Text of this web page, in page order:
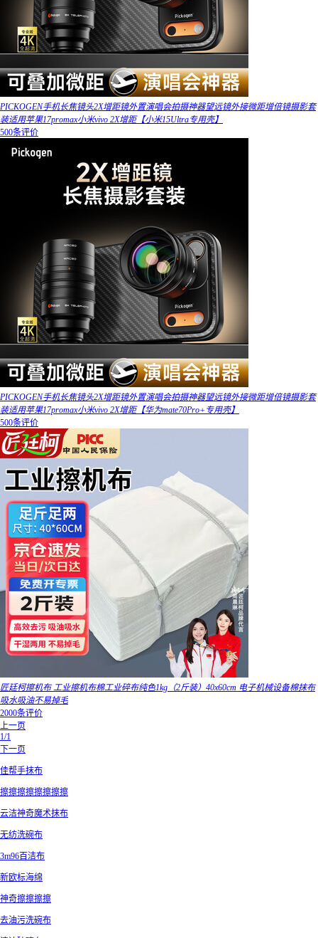
PICKOGEN手机长焦镜头2X增距镜外置演唱会拍摄神器望远镜外接微距增倍镜摄影套
装适用苹果17promax小米vivo 2X增距【小米15Ultra专用壳】
500条评价
PICKOGEN手机长焦镜头2X增距镜外置演唱会拍摄神器望远镜外接微距增倍镜摄影套
装适用苹果17promax小米vivo 2X增距【华为mate70Pro+专用壳】
500条评价
匠廷柯擦机布 工业擦机布棉工业碎布纯色1kg（2斤装）40x60cm 电子机械设备棉抹布
吸水吸油不易掉毛
2000条评价
上一页
1/1
下一页
佳帮手抹布
擦擦擦擦擦擦擦擦
云洁神奇魔术抹布
无纺洗碗布
3m96百洁布
新欧标海绵
神奇擦擦擦擦
去油污洗碗布